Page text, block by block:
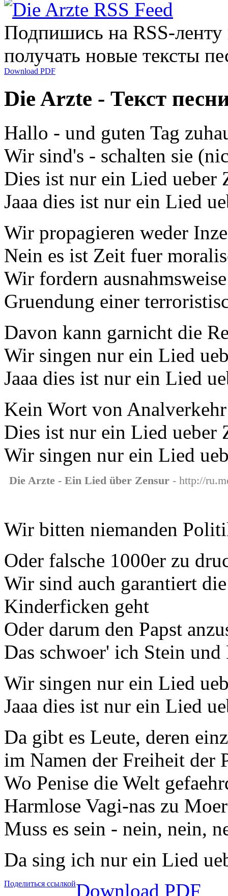
Подпишись на RSS-
получать новые тексты
Download PDF
Die Arzte - Текст
Hallo - und guten Tag
Wir sind's - schalten sie
Dies ist nur ein Lied ueber
Jaaa dies ist nur ein Lied
Wir propagieren weder
Nein es ist Zeit fuer
Wir fordern
Gruendung einer
Davon kann garnicht die
Wir singen nur ein Lied
Jaaa dies ist nur ein Lied
Kein Wort von
Dies ist nur ein Lied ueber
Wir singen nur ein Lied
Die Arzte - Ein Lied über Zensur - http://
Wir bitten niemanden
Oder falsche 1000er zu
Wir sind auch garantiert
Kinderficken geht
Oder darum den Papst
Das schwoer' ich Stein
Wir singen nur ein Lied
Jaaa dies ist nur ein Lied
Da gibt es Leute, deren
im Namen der Freiheit der
Wo Penise die Welt
Harmlose Vagi-nas zu
Muss es sein - nein, nein,
Da sing ich nur ein Lied
Поделиться ссылкойDownload PDF